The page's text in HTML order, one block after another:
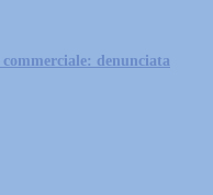
denunciata